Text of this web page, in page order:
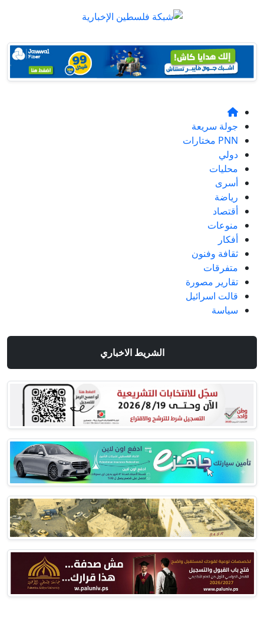
جولة سريعة
PNN مختارات
دولي
محليات
أسرى
رياضة
أقتصاد
منوعات
أفكار
ثقافة وفنون
متفرقات
تقارير مصورة
قالت اسرائيل
سياسة
الشريط الاخباري